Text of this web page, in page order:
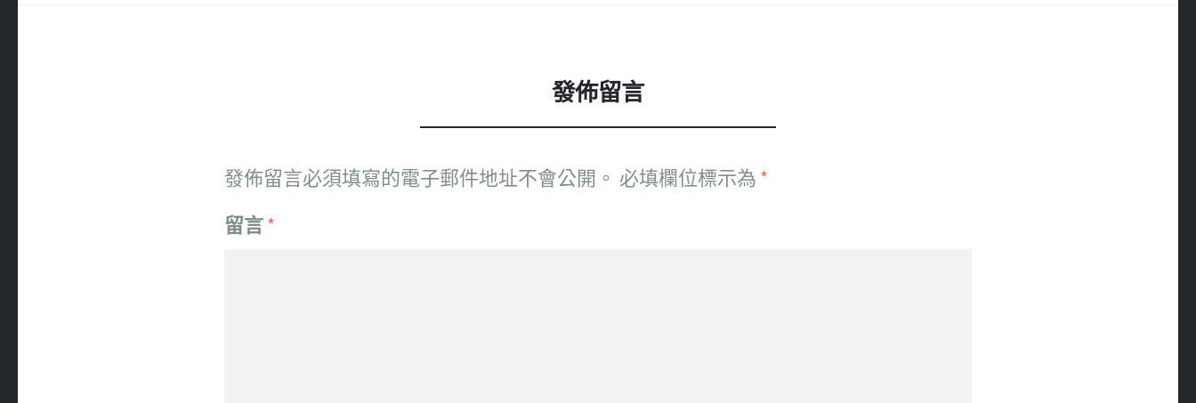
發佈留言
發佈留言必須填寫的電子郵件地址不會公開。 必填欄位標示為 *
留言*